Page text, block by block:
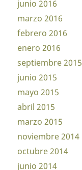
junio 2016
marzo 2016
febrero 2016
enero 2016
septiembre 2015
junio 2015
mayo 2015
abril 2015
marzo 2015
noviembre 2014
octubre 2014
junio 2014